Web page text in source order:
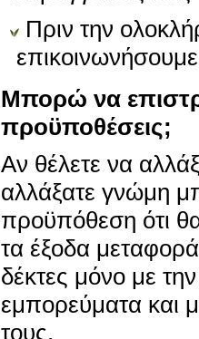
Πριν την
Μπορώ να
προϋποθέσεις;
Αν θέλετε να
αλλάξατε γνώμη
προϋπόθεση ότι
τα έξοδα
δέκτες μόνο με
εμπορεύματα και
τους.